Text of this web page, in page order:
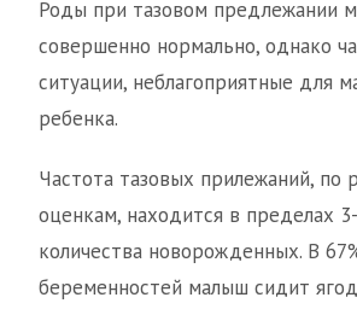
Роды при тазовом предлежании
совершенно нормально, однако
ситуации, неблагоприятные для
ребенка.
Частота тазовых прилежаний, по
оценкам, находится в пределах
количества новорожденных. В
беременностей малыш сидит